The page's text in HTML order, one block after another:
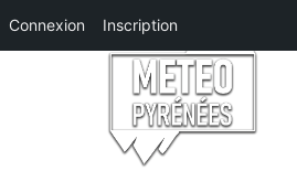
Connexion Inscription